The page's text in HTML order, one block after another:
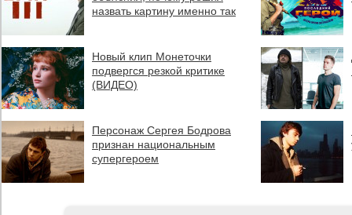
назвать картину именно так
Новый клип Монеточки
подвергся резкой критике
(ВИДЕО)
Персонаж Сергея Бодрова
признан национальным
супергероем